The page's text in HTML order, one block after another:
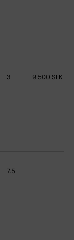
3 9 500 SEK
7.5